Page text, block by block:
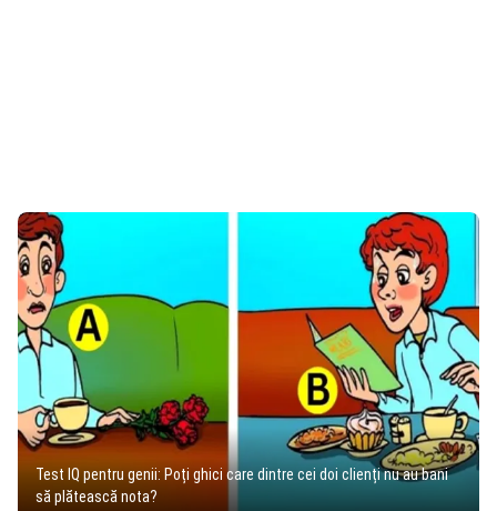
Test IQ pentru genii: Poți ghici care dintre cei doi clienți nu au bani
să plătească nota?